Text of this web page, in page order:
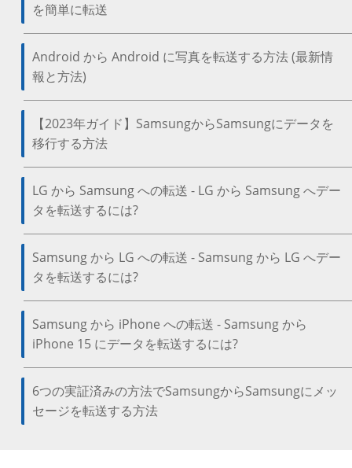
を簡単に転送
Android から Android に写真を転送する方法 (最新情
報と方法)
【2023年ガイド】SamsungからSamsungにデータを
移行する方法
LG から Samsung への転送 - LG から Samsung へデー
タを転送するには?
Samsung から LG への転送 - Samsung から LG へデー
タを転送するには?
Samsung から iPhone への転送 - Samsung から
iPhone 15 にデータを転送するには?
6つの実証済みの方法でSamsungからSamsungにメッ
セージを転送する方法